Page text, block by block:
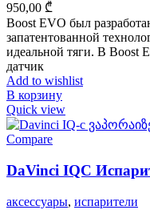
950,00 ₾
Boost EVO был
запатентованной
идеальной тяги. В Boost
датчик
Add to wishlist
В корзину
Quick view
Compare
DaVinci IQC
аксессуары, испарители